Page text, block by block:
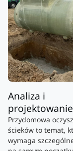
Analiza i
projektowanie
Przydomowa
ścieków to temat,
wymaga